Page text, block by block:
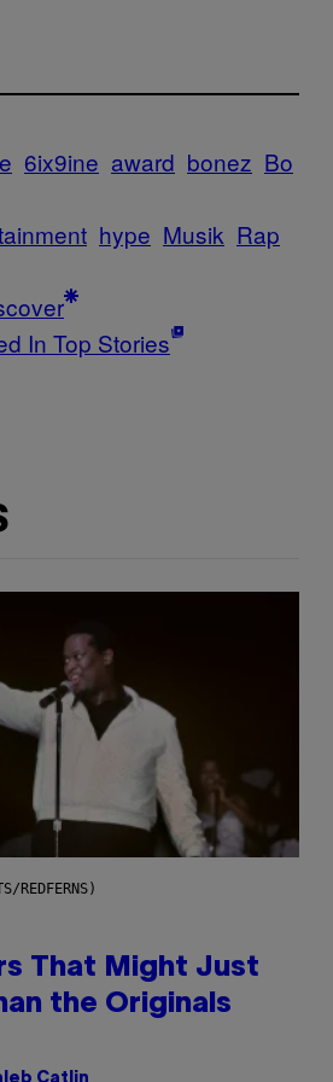
6ix9ine award bonez Bo
hype Musik Rap
In Top Stories
REDFERNS)
That Might Just
the Originals